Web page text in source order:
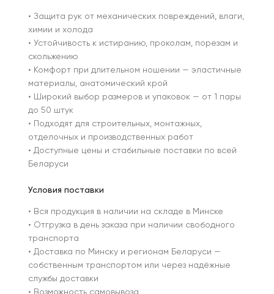
• Защита рук от механических повреждений, влаги,
химии и холода
• Устойчивость к истиранию, проколам, порезам и
скольжению
• Комфорт при длительном ношении — эластичные
материалы, анатомический крой
• Широкий выбор размеров и упаковок — от 1 пары
до 50 штук
• Подходят для строительных, монтажных,
отделочных и производственных работ
• Доступные цены и стабильные поставки по всей
Беларуси
Условия поставки
• Вся продукция в наличии на складе в Минске
• Отгрузка в день заказа при наличии свободного
транспорта
• Доставка по Минску и регионам Беларуси —
собственным транспортом или через надёжные
службы доставки
• Возможность самовывоза